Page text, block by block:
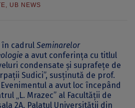
, UB NEWS
în cadrul Seminarelor
a avut conferința cu titlul
condensate și suprafețe de
Sudici”, susținută de prof.
a avut loc începând
„L. Mrazec” al Facultății de
2A, Palatul Universității din